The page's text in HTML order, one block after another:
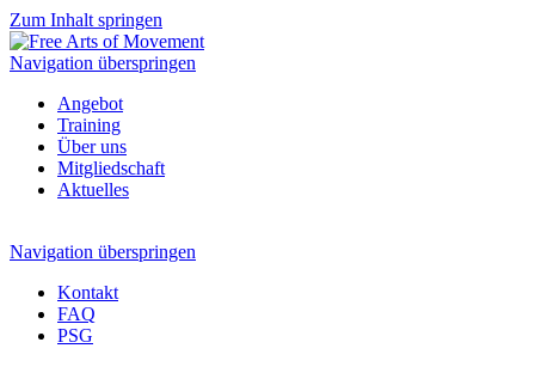
Zum Inhalt springen
Navigation überspringen
Angebot
Training
Über uns
Mitgliedschaft
Aktuelles
Navigation überspringen
Kontakt
FAQ
PSG